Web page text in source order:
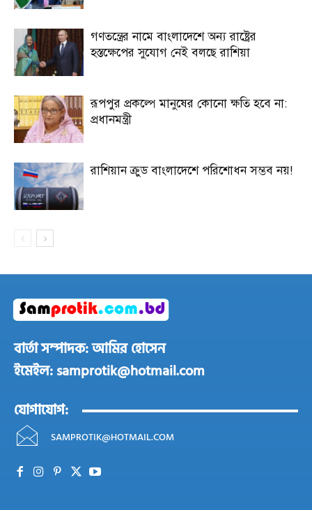
গণতন্ত্রের নামে বাংলাদেশে অন্য রাষ্ট্রের
হস্তক্ষেপের সুযোগ নেই বলছে রাশিয়া
রূপপুর প্রকল্পে মানুষের কোনো ক্ষতি হবে না:
প্রধানমন্ত্রী
রাশিয়ান ক্রুড বাংলাদেশে পরিশোধন সম্ভব নয়!
বার্তা সম্পাদক: আমির হোসেন
ইমেইল: samprotik@hotmail.com
যোগাযোগ:
SAMPROTIK@HOTMAIL.COM